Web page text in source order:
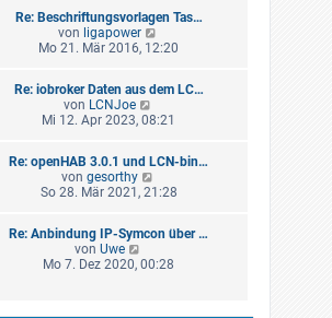
a
ge
i
t
a
s
t
e
e
i
t
a
g
Re: Beschriftungsvorlagen Tas…
von ligapower
e
s
e
B
e
t
a
Mo 21. Mär 2016, 12:20
Re: iobroker Daten aus dem LC…
von LCNJoe
e
s
t
e
e
i
t
Mi 12. Apr 2023, 08:21
Re: openHAB 3.0.1 und LCN-bin…
vongesorthy
e
s
e
e
So 28. Mär 2021, 21:28
Re: Anbindung IP-Symcon über …
vonUwe
e
Mo 7. Dez 2020, 00:28